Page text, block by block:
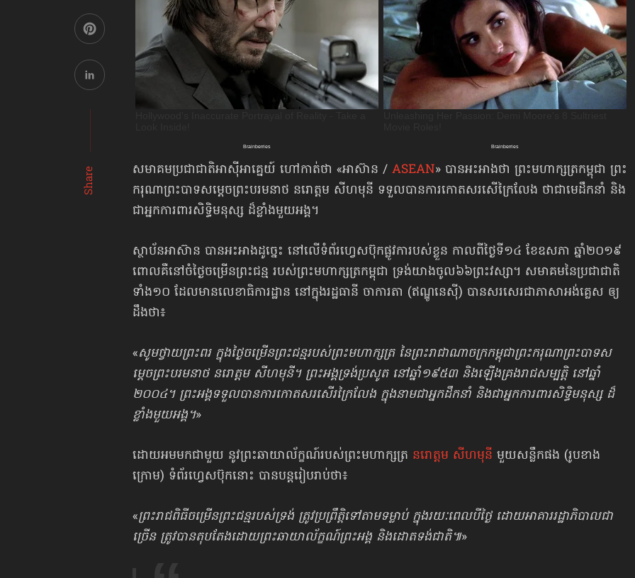
Share សមាគមប្រជាជាតិអាស៊ីអាគ្នេយ៍ ហៅកាត់ថា «អាស៊ាន / ASEAN» បានអះអាងថា ព្រះមហាក្សត្រកម្ពុជា ព្រះ
ករុណាព្រះបាទ​សម្ដេច​ព្រះបរមនាថ នរោត្តម សីហមុនី ទទួលបានការកោតសរសើក្រៃលែង ថាជាមេដឹកនាំ និង
ជាអ្នកការពារសិទ្ធិមនុស្ស ដ៏ខ្លាំងមួយអង្គ។
ស្ថាប័នអាស៊ាន បានអះអាងដូច្នេះ នៅលើទំព័រហ្វេសប៊ុកផ្លូវការបស់ខ្លួន កាលពីថ្ងៃទី១៤ ខែឧសភា ឆ្នាំ២០១៩
ពោលគឺនៅចំថ្ងៃចម្រើនព្រះជន្ម របស់ព្រះមហាក្សត្រកម្ពុជា ទ្រង់យាងចូល៦៦ព្រះវស្សា​។ សមាគមនៃប្រជាជាតិ
ទាំង១០ ដែលមានលេខាធិការដ្ឋាន នៅក្នុងរដ្ឋធានី ចាការតា (ឥណ្ឌូនេស៊ី) បានសរសេរជាភាសាអង់គ្លេស ​ឲ្យ
ដឹងថា៖
«សូមថ្វាយ​ព្រះពរ​ ក្នុងថ្ងៃចម្រើន​ព្រះជន្ម​របស់ព្រះមហាក្សត្រ នៃព្រះរាជាណាចក្រកម្ពុជាព្រះករុណាព្រះបាទស
ម្តេចព្រះបរមនាថ នរោត្តម សីហមុនី។ ព្រះអង្គទ្រង់ប្រសូត នៅឆ្នាំ​១៩៥៣ និងឡើងគ្រងរាជសម្បត្តិ នៅឆ្នាំ​
២០០៤។ ព្រះអង្គទទួលបានការកោតសរសើរក្រៃលែង ក្នុងនាមជាអ្នកដឹកនាំ និងជាអ្នកការពារសិទ្ធិមនុស្ស ដ៏
ខ្លាំងមួយអង្គ។»
ដោយអមមកជាមួយ នូវព្រះឆាយាល័ក្ខណ៍​របស់​ព្រះមហាក្សត្រ​ នរោត្ដម សីហមុនី មួយសន្លឹក​ផង (រូបខាង
ក្រោម) ទំព័រហ្វេសប៊ុកនោះ បានបន្តរៀបរាប់ថា៖
«ព្រះរាជពិធីចម្រើនព្រះជន្មរបស់ទ្រង់ ត្រូវប្រព្រឹត្តិទៅតាមទម្លាប់ ក្នុងរយៈពេលបីថ្ងៃ ដោយអាគាររដ្ឋាភិបាលជា
ច្រើន ត្រូវបានតុបតែងដោយព្រះឆាយាល័ក្ខណ៍ព្រះអង្គ និងដោតទង់ជាតិ៕»